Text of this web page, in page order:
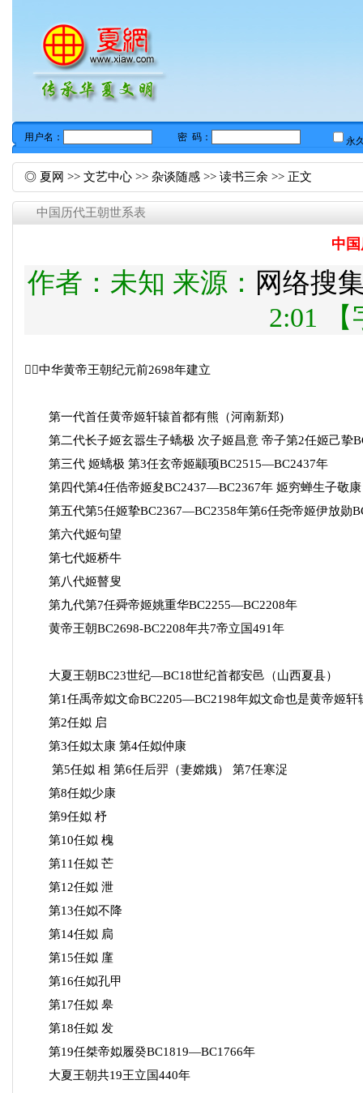
◎ 夏网 >> 文艺中心 >> 杂谈随感 >> 读书三余 >> 正文
中国历代王朝世系表
中
作者：未知 来源： 网络搜
2:01 【
中华黄帝王朝纪元前2698年建立
第一代首任黄帝姬轩辕首都有熊（河南新郑)
第二代长子姬玄嚣生子蟜极 次子姬昌意 帝子第2任姬己挚
第三代 姬蟜极 第3任玄帝姬颛顼BC2515—BC2437年
第四代第4任俈帝姬夋BC2437—BC2367年 姬穷蝉生子敬康
第五代第5任姬挚BC2367—BC2358年第6任尧帝姬伊放勋
第六代姬句望
第七代姬桥牛
第八代姬瞽叟
第九代第7任舜帝姬姚重华BC2255—BC2208年
黄帝王朝BC2698-BC2208年共7帝立国491年
大夏王朝BC23世纪—BC18世纪首都安邑（山西夏县）
第1任禹帝姒文命BC2205—BC2198年姒文命也是黄帝姬轩
第2任姒 启
第3任姒太康 第4任姒仲康
第5任姒 相 第6任后羿（妻嫦娥） 第7任寒浞
第8任姒少康
第9任姒 杼
第10任姒 槐
第11任姒 芒
第12任姒 泄
第13任姒不降
第14任姒 扃
第15任姒 廑
第16任姒孔甲
第17任姒 皋
第18任姒 发
第19任桀帝姒履癸BC1819—BC1766年
大夏王朝共19王立国440年